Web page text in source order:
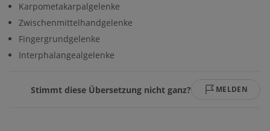
Karpometakarpalgelenke
Zwischenmittelhandgelenke
Fingergrundgelenke
Interphalangealgelenke
Stimmt diese Übersetzung nicht ganz? MELDEN